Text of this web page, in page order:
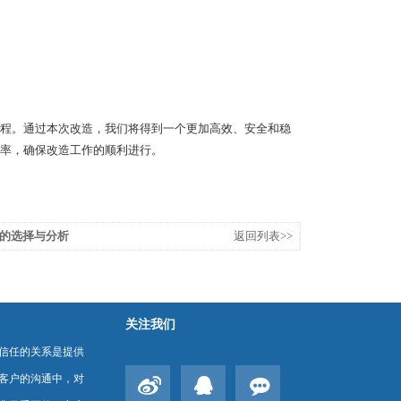
。通过本次改造，我们将得到一个更加高效、安全和稳
，确保改造工作的顺利进行。
选择与分析 返回列表>>
任的关系是提供
户的沟通中，对
关注我们